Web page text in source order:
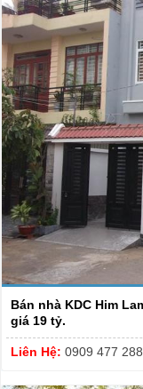
Bán nhà KDC Him
giá 19 tỷ.
Liên Hệ: 0909 477 288